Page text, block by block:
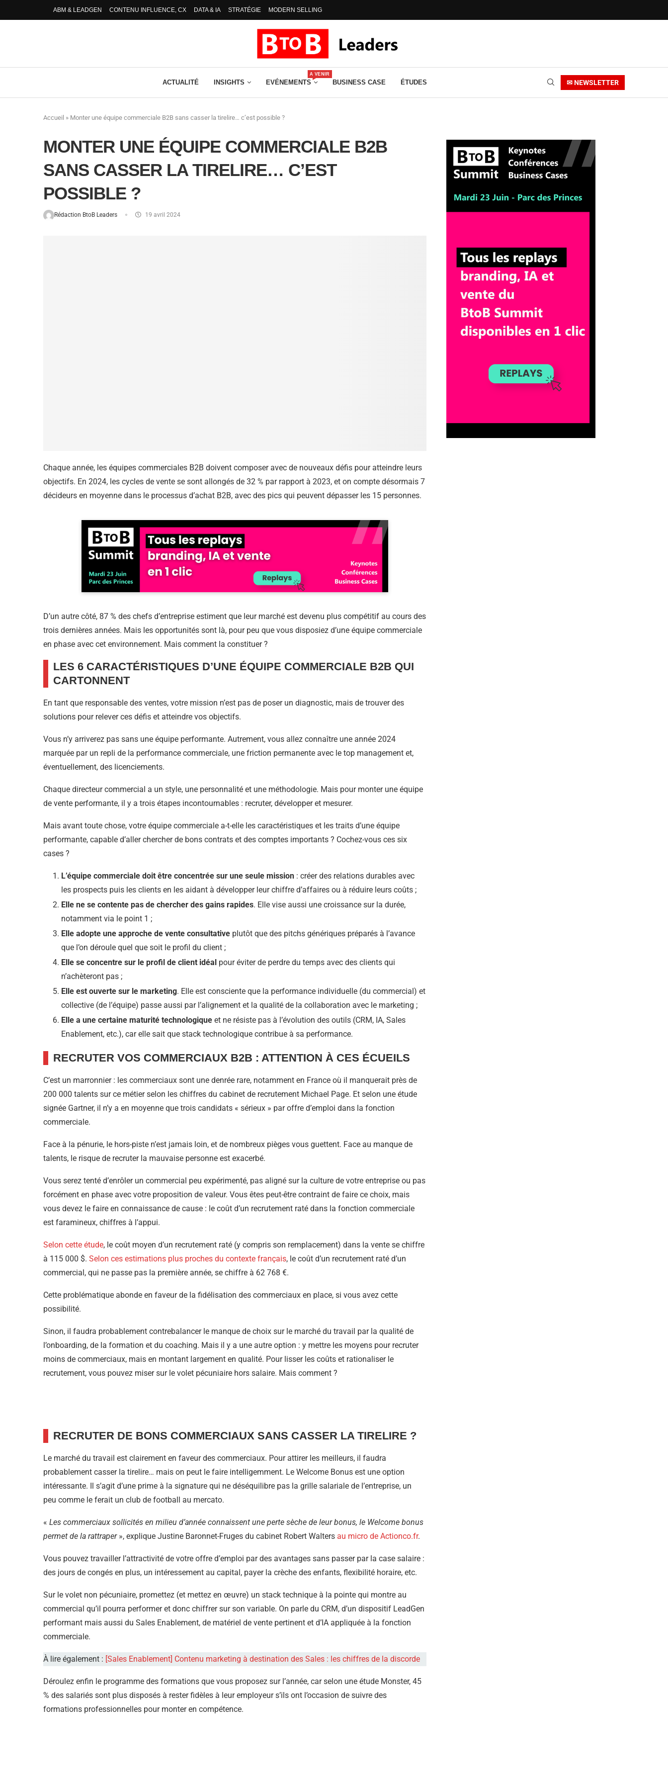
ABM & LEADGEN CONTENU INFLUENCE, CX DATA & IA STRATÉGIE MODERN SELLING
ACTUALITÉ INSIGHTS EVÉNEMENTS
A VENIR
BUSINESS CASE ÉTUDES ✉ NEWSLETTER
Accueil » Monter une équipe commerciale B2B sans casser la tirelire… c’est possible ?
MONTER UNE ÉQUIPE COMMERCIALE B2B
SANS CASSER LA TIRELIRE… C’EST
POSSIBLE ?
Rédaction BtoB Leaders 19 avril 2024
Chaque année, les équipes commerciales B2B doivent composer avec de nouveaux défis pour atteindre leurs
objectifs. En 2024, les cycles de vente se sont allongés de 32 % par rapport à 2023, et on compte désormais 7
décideurs en moyenne dans le processus d’achat B2B, avec des pics qui peuvent dépasser les 15 personnes.
D’un autre côté, 87 % des chefs d’entreprise estiment que leur marché est devenu plus compétitif au cours des
trois dernières années. Mais les opportunités sont là, pour peu que vous disposiez d’une équipe commerciale
en phase avec cet environnement. Mais comment la constituer ?
LES 6 CARACTÉRISTIQUES D’UNE ÉQUIPE COMMERCIALE B2B QUI
CARTONNENT
En tant que responsable des ventes, votre mission n’est pas de poser un diagnostic, mais de trouver des
solutions pour relever ces défis et atteindre vos objectifs.
Vous n’y arriverez pas sans une équipe performante. Autrement, vous allez connaître une année 2024
marquée par un repli de la performance commerciale, une friction permanente avec le top management et,
éventuellement, des licenciements.
Chaque directeur commercial a un style, une personnalité et une méthodologie. Mais pour monter une équipe
de vente performante, il y a trois étapes incontournables : recruter, développer et mesurer.
Mais avant toute chose, votre équipe commerciale a-t-elle les caractéristiques et les traits d’une équipe
performante, capable d’aller chercher de bons contrats et des comptes importants ? Cochez-vous ces six
cases ?
L’équipe commerciale doit être concentrée sur une seule mission : créer des relations durables avec
les prospects puis les clients en les aidant à développer leur chiffre d’affaires ou à réduire leurs coûts ;
Elle ne se contente pas de chercher des gains rapides. Elle vise aussi une croissance sur la durée,
notamment via le point 1 ;
Elle adopte une approche de vente consultative plutôt que des pitchs génériques préparés à l’avance
que l’on déroule quel que soit le profil du client ;
Elle se concentre sur le profil de client idéal pour éviter de perdre du temps avec des clients qui
n’achèteront pas ;
Elle est ouverte sur le marketing. Elle est consciente que la performance individuelle (du commercial) et
collective (de l’équipe) passe aussi par l’alignement et la qualité de la collaboration avec le marketing ;
Elle a une certaine maturité technologique et ne résiste pas à l’évolution des outils (CRM, IA, Sales
Enablement, etc.), car elle sait que stack technologique contribue à sa performance.
RECRUTER VOS COMMERCIAUX B2B : ATTENTION À CES ÉCUEILS
C’est un marronnier : les commerciaux sont une denrée rare, notamment en France où il manquerait près de
200 000 talents sur ce métier selon les chiffres du cabinet de recrutement Michael Page. Et selon une étude
signée Gartner, il n’y a en moyenne que trois candidats « sérieux » par offre d’emploi dans la fonction
commerciale.
Face à la pénurie, le hors-piste n’est jamais loin, et de nombreux pièges vous guettent. Face au manque de
talents, le risque de recruter la mauvaise personne est exacerbé.
Vous serez tenté d’enrôler un commercial peu expérimenté, pas aligné sur la culture de votre entreprise ou pas
forcément en phase avec votre proposition de valeur. Vous êtes peut-être contraint de faire ce choix, mais
vous devez le faire en connaissance de cause : le coût d’un recrutement raté dans la fonction commerciale
est faramineux, chiffres à l’appui.
Selon cette étude, le coût moyen d’un recrutement raté (y compris son remplacement) dans la vente se chiffre
à 115 000 $. Selon ces estimations plus proches du contexte français, le coût d’un recrutement raté d’un
commercial, qui ne passe pas la première année, se chiffre à 62 768 €.
Cette problématique abonde en faveur de la fidélisation des commerciaux en place, si vous avez cette
possibilité.
Sinon, il faudra probablement contrebalancer le manque de choix sur le marché du travail par la qualité de
l’onboarding, de la formation et du coaching. Mais il y a une autre option : y mettre les moyens pour recruter
moins de commerciaux, mais en montant largement en qualité. Pour lisser les coûts et rationaliser le
recrutement, vous pouvez miser sur le volet pécuniaire hors salaire. Mais comment ?
RECRUTER DE BONS COMMERCIAUX SANS CASSER LA TIRELIRE ?
Le marché du travail est clairement en faveur des commerciaux. Pour attirer les meilleurs, il faudra
probablement casser la tirelire… mais on peut le faire intelligemment. Le Welcome Bonus est une option
intéressante. Il s’agit d’une prime à la signature qui ne déséquilibre pas la grille salariale de l’entreprise, un
peu comme le ferait un club de football au mercato.
« Les commerciaux sollicités en milieu d’année connaissent une perte sèche de leur bonus, le Welcome bonus
permet de la rattraper», explique Justine Baronnet-Fruges du cabinet Robert Walters au micro de Actionco.fr.
Vous pouvez travailler l’attractivité de votre offre d’emploi par des avantages sans passer par la case salaire :
des jours de congés en plus, un intéressement au capital, payer la crèche des enfants, flexibilité horaire, etc.
Sur le volet non pécuniaire, promettez (et mettez en œuvre) un stack technique à la pointe qui montre au
commercial qu’il pourra performer et donc chiffrer sur son variable. On parle du CRM, d’un dispositif LeadGen
performant mais aussi du Sales Enablement, de matériel de vente pertinent et d’IA appliquée à la fonction
commerciale.
À lire également : [Sales Enablement] Contenu marketing à destination des Sales : les chiffres de la discorde
Déroulez enfin le programme des formations que vous proposez sur l’année, car selon une étude Monster, 45
% des salariés sont plus disposés à rester fidèles à leur employeur s’ils ont l’occasion de suivre des
formations professionnelles pour monter en compétence.